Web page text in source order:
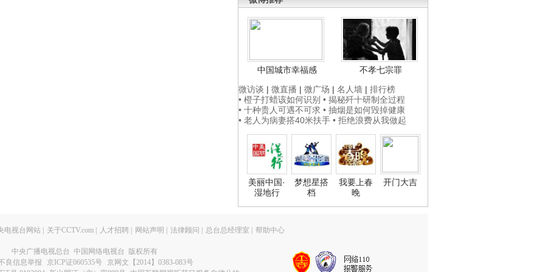
中国城市幸福感
不孝七宗罪
微访谈 | 微直播 | 微广场 | 名人墙 | 排行榜
• 橙子打蜡该如何识别 • 揭秘歼十研制全过程
• 十种贵人可遇不可求 • 抽烟是如何毁掉健康
• 老人为病妻搭40米扶手 • 拒绝浪费从我做起
美丽中国·
湿地行
梦想星搭
档
我要上春
晚
开门大吉
电视台网站 关于CCTV.com 人才招聘 网站声明 法律顾问 总台总经理室 帮助中心
中央广播电视总台 中国网络电视台 版权所有
良信息举报
京ICP证060535号
京网文【2014】0383-083号